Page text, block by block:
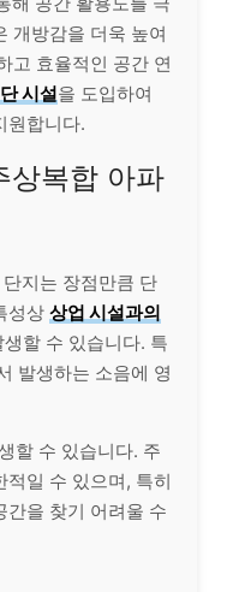
개방감을 더욱 높여
고 효율적인 공간 연
시설을 도입하여
원합니다.
상복합 아파
지는 장점만큼 단
성상 상업 시설과의
생할 수 있습니다. 특
발생하는 소음에 영
할 수 있습니다. 주
일 수 있으며, 특히
간을 찾기 어려울 수